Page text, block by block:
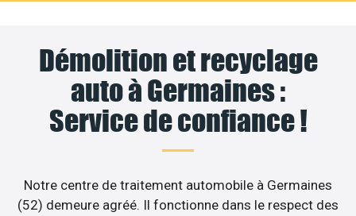
Démolition et recyclage
auto à Germaines :
Service de confiance !
Notre centre de traitement automobile à Germaines
(52) demeure agréé. Il fonctionne dans le respect des